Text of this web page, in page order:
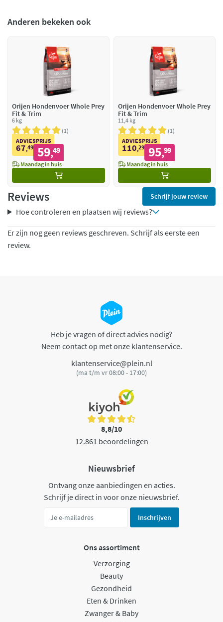
Anderen bekeken ook
Orijen Hondenvoer Whole Prey
Fit & Trim
6 kg
1
ADVIESPRIJS
67,49 59,49
Maandag in huis
Orijen Hondenvoer Whole Prey
Fit & Trim
11,4 kg
1
ADVIESPRIJS
110,29 95,99
Maandag in huis
Reviews Schrijf jouw review
Hoe controleren en plaatsen wij reviews?
Er zijn nog geen reviews geschreven. Schrijf als eerste een
review.
Heb je vragen of direct advies nodig?
Neem contact op met onze klantenservice.
klantenservice@plein.nl
(ma t/m vr 08:00 - 17:00)
8,8/10
12.861 beoordelingen
Nieuwsbrief
Ontvang onze aanbiedingen en acties.
Schrijf je direct in voor onze nieuwsbrief.
Inschrijven
Ons assortiment
Verzorging
Beauty
Gezondheid
Eten & Drinken
Zwanger & Baby